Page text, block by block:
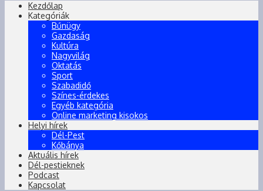
Kezdőlap
Kategóriák
Bűnügy
Gazdaság
Kultúra
Nagyvilág
Oktatás
Sport
Szabadidő
Színes-érdekes
Egyéb kategória
Online marketing kisokos
Helyi hírek
Dél-Pest
Kőbánya
Aktuális hírek
Dél-pestieknek
Podcast
Kapcsolat